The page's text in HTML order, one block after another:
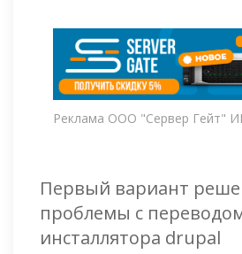
Реклама ООО "Сервер Гейт"
Первый вариант
проблемы с
инсталлятора drupal